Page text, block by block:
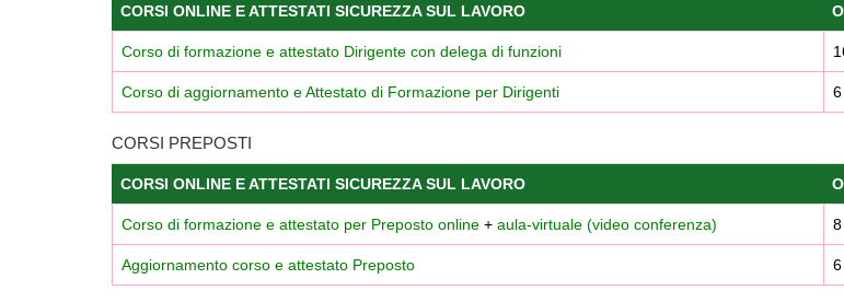
CORSI ONLINE E ATTESTATI SICUREZZA SUL LAVORO
Corso di formazione e attestato Dirigente con delega di funzioni
Corso di aggiornamento e Attestato di Formazione per Dirigenti 6
CORSI PREPOSTI
CORSI ONLINE E ATTESTATI SICUREZZA SUL LAVORO
Corso di formazione e attestato per Preposto online + aula-virtuale (video conferenza) 8
Aggiornamento corso e attestato Preposto 6